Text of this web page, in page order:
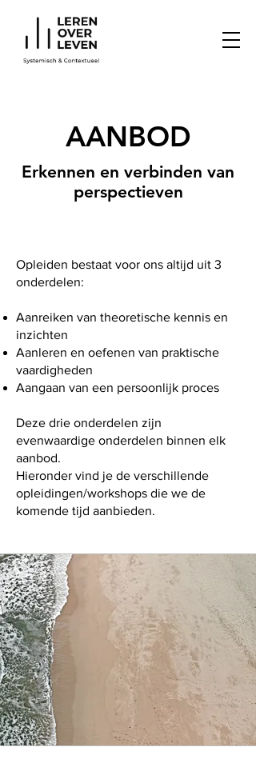
AANBOD
Erkennen en verbinden van
perspectieven
Opleiden bestaat voor ons altijd uit 3
onderdelen:
Aanreiken van theoretische kennis en
inzichten
Aanleren en oefenen van praktische
vaardigheden
Aangaan van een persoonlijk proces
Deze drie onderdelen zijn
evenwaardige onderdelen binnen elk
aanbod.
Hieronder vind je de verschillende
opleidingen/workshops die we de
komende tijd aanbieden.